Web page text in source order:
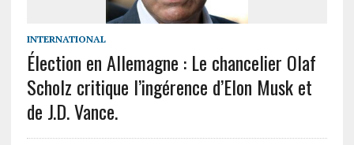
INTERNATIONAL
Élection en Allemagne : Le chancelier Olaf
Scholz critique l’ingérence d’Elon Musk et
de J.D. Vance.